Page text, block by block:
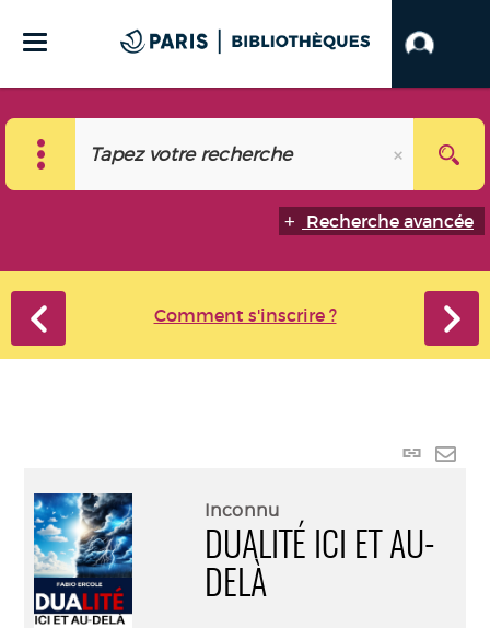
Recherche avancée
Comment s'inscrire ?
Lien
Inconnu
DUALITÉ ICI ET AU-
DELÀ